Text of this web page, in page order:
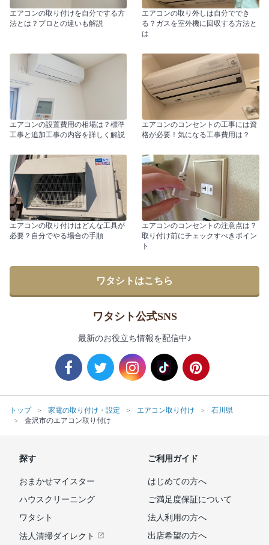
エアコンの取り付けを自分でする方
法とは？プロとの違いも解説
エアコンの取り外しは自分ででき
る？ガスを室外機に回収する方法と
は
エアコンの設置費用の相場は？標準
工事と追加工事の内容を詳しく解説
エアコンのコンセントの工事には資
格が必要！気になる工事費用は？
エアコンの取り付けはどんな工具が
必要？自分でやる場合の手順
エアコンのコンセントの注意点は？
取り付け前にチェックすべきポイン
ト
ワタシトはこちら
ワタシト公式SNS
最新のお役立ち情報を配信中♪
トップ 家電の取り付け・設定 エアコン取り付け
石川県
金沢市のエアコン取り付け
探す
おまかせマイスター
ハウスクリーニング
ワタシト
法人清掃ダイレクト
ご利用ガイド
はじめての方へ
ご満足度保証について
法人利用の方へ
出店希望の方へ